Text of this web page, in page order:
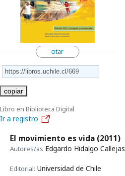
citar
copiar
Libro en Biblioteca Digital
Ir a registro
El movimiento es vida (2011)
Autores/as Edgardo Hidalgo Callejas
Editorial: Universidad de Chile